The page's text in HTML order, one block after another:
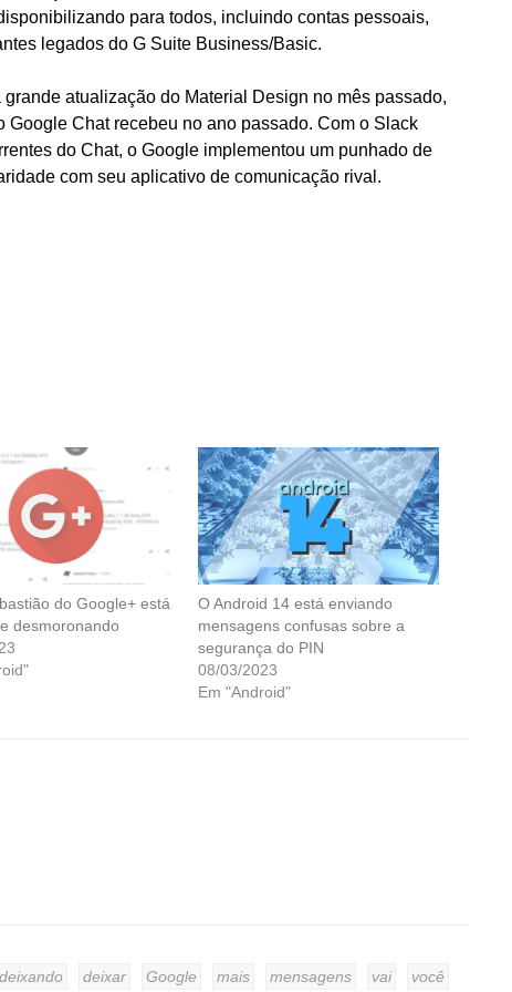
para todos, incluindo contas pessoais,
legados do G Suite Business/Basic.
atualização do Material Design no mês passado,
Chat recebeu no ano passado. Com o Slack
do Chat, o Google implementou um punhado de
com seu aplicativo de comunicação rival.
do Google+ está
desmoronando
O Android 14 está enviando
mensagens confusas sobre a
segurança do PIN
08/03/2023
Em "Android"
deixando deixar Google mais mensagens vai você